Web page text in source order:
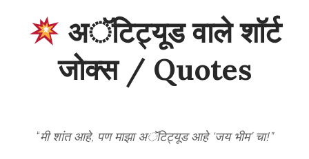
अॅटिट्यूड वाले शॉर्ट
जोक्स / Quotes
“मी शांत आहे, पण माझा अॅटिट्यूड आहे ‘जय भीम’ चा!”